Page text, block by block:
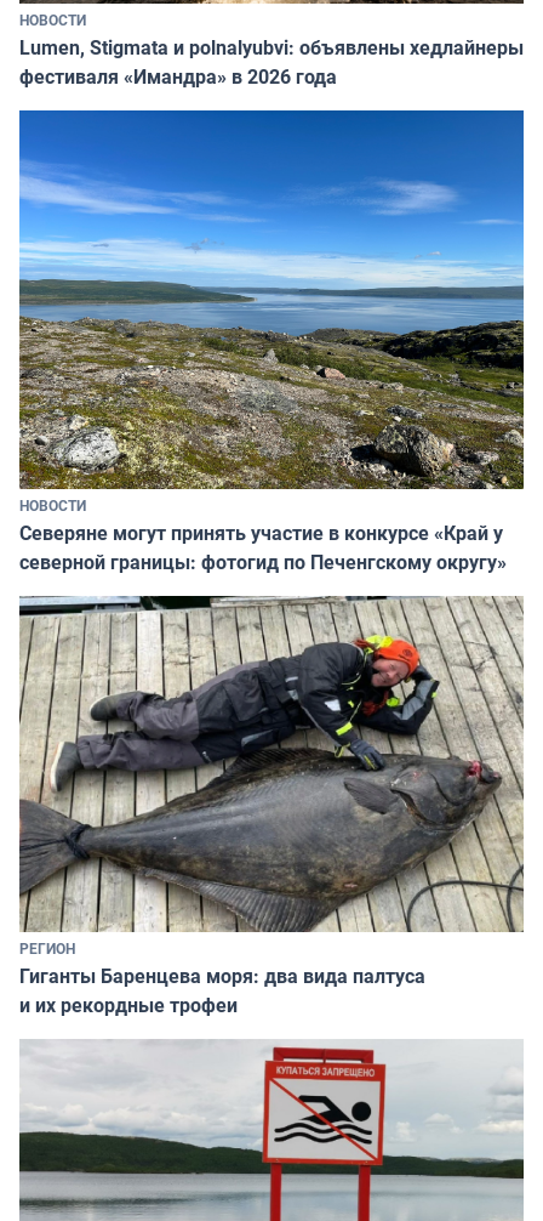
НОВОСТИ
Lumen, Stigmata и polnalyubvi: объявлены хедлайнеры
фестиваля «Имандра» в 2026 года
НОВОСТИ
Северяне могут принять участие в конкурсе «Край у
северной границы: фотогид по Печенгскому округу»
РЕГИОН
Гиганты Баренцева моря: два вида палтуса
и их рекордные трофеи